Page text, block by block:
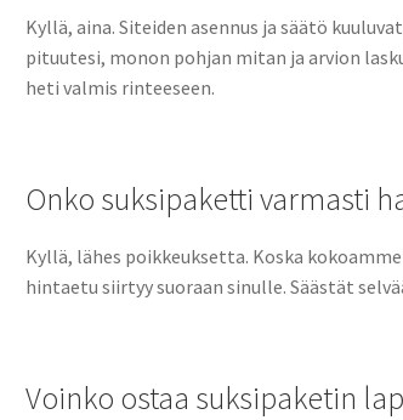
Kyllä, aina. Siteiden asennus ja säätö
pituutesi, monon pohjan mitan ja arvion
heti valmis rinteeseen.
Onko suksipaketti varmasti
Kyllä, lähes poikkeuksetta. Koska
hintaetu siirtyy suoraan sinulle. Säästät
Voinko ostaa suksipaketin